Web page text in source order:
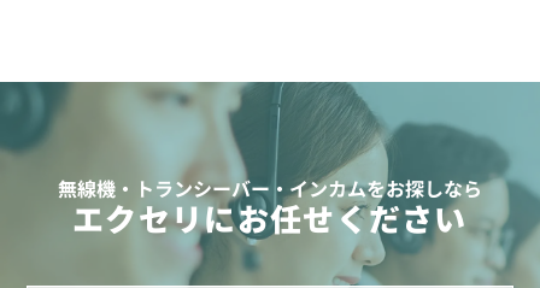
無線機・トランシーバー・インカムをお探しなら
エクセリにお任せください